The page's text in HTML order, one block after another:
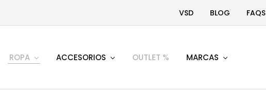
VSD BLOG FAQS
ROPA ACCESORIOS OUTLET % MARCAS